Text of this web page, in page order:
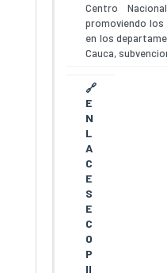
Centro
promoviendo
en los
Cauca,